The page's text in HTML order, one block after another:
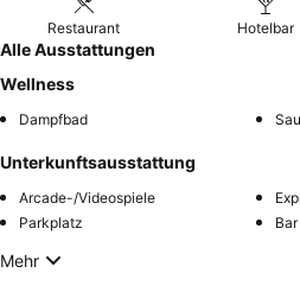
Restaurant Hotelbar
Alle Ausstattungen
Wellness
Dampfbad
Unterkunftsausstattung
Arcade-/Videospiele
Parkplatz
Bar
Mehr